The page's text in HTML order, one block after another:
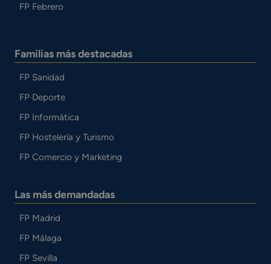
FP Febrero
Familias más destacadas
FP Sanidad
FP Deporte
FP Informática
FP Hostelería y Turismo
FP Comercio y Marketing
Las más demandadas
FP Madrid
FP Málaga
FP Sevilla